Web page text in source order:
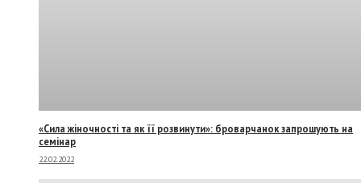
«Сила жіночності та як її розвинути»: броварчанок запрошують на
семінар
22.02.2022